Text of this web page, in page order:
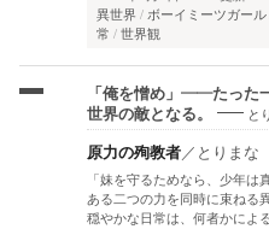
異世界
ボーイミーツガール
常
世界観
「俺を憎め」——たった
世界の敵となる。
と
原力の殉教者／ とりまな
「妹を守るためなら、少年
ある二つの力を同時に束ねる
穏やかな日常は、何者かによ